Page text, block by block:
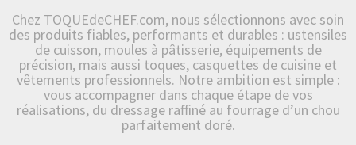
Chez TOQUEdeCHEF.com, nous sélectionnons avec soin
des produits fiables, performants et durables : ustensiles
de cuisson, moules à pâtisserie, équipements de
précision, mais aussi toques, casquettes de cuisine et
vêtements professionnels. Notre ambition est simple :
vous accompagner dans chaque étape de vos
réalisations, du dressage raffiné au fourrage d’un chou
parfaitement doré.